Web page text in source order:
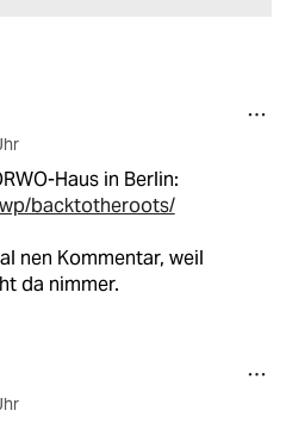
Haus in Berlin:
backtotheroots/
nen Kommentar, weil
da nimmer.